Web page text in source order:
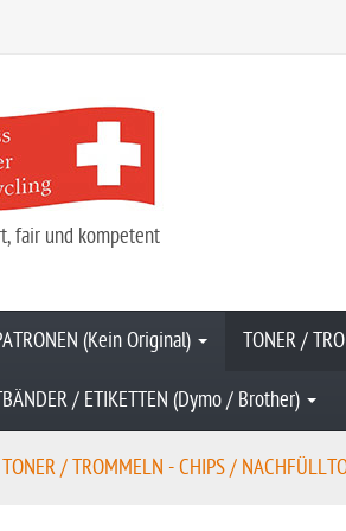
fair und kompetent
(Kein Original) TONER /
/ ETIKETTEN (Dymo / Brother)
TONER / TROMMELN - CHIPS /